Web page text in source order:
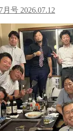
月号 2026.07.12